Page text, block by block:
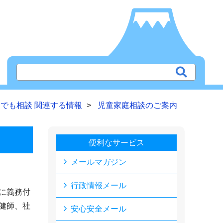
も相談 関連する情報 児童家庭相談のご案内
義務付
師、社
便利なサービス
メールマガジン
行政情報メール
安心安全メール